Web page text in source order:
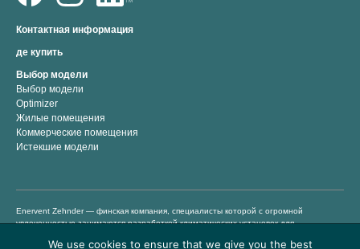
Контактная информация
де купить
Выбор модели
Выбор модели
Optimizer
Жилые помещения
Коммерческие помещения
Истекшие модели
Enervent Zehnder — финская компания, специалисты которой с огромной
увлеченностью занимаются разработкой климатических установок для
энергоэффективные вентиляционные решения с 1983 года. Наша задача —
We use cookies to ensure that we give you the best